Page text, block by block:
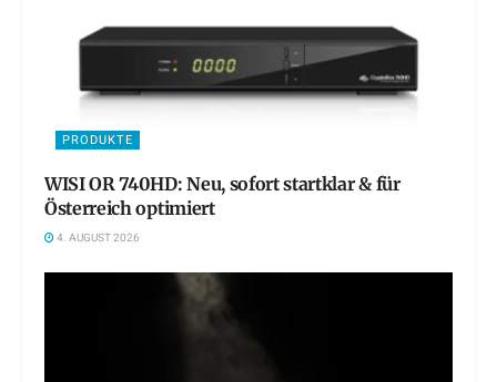
PRODUKTE
WISI OR 740HD: Neu, sofort startklar & für
Österreich optimiert
4. AUGUST 2026